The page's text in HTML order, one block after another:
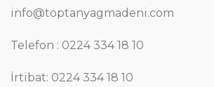
info@toptanyagmadeni.com
Telefon : 0224 334 18 10
İrtibat: 0224 334 18 10